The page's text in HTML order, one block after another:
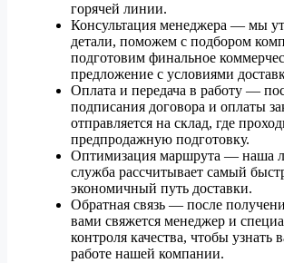
горячей линии.
Консультация менеджера — мы
детали, поможем с подбором
подготовим финальное
предложение с условиями
Оплата и передача в работу —
подписания договора и оплаты
отправляется на склад, где
предпродажную подготовку.
Оптимизация маршрута — наша
служба рассчитывает самый
экономичный путь доставки.
Обратная связь — после
вами свяжется менеджер и
контроля качества, чтобы узнать
работе нашей компании.